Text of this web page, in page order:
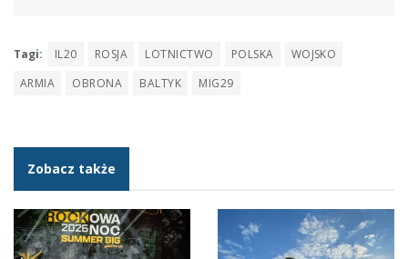
Tagi: IL20 ROSJA LOTNICTWO POLSKA
WOJSKO
ARMIA
OBRONA BALTYK MIG29
Zobacz także